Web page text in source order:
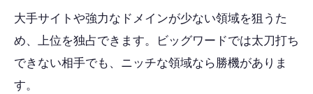
大手サイトや強力なドメインが少ない領域を狙うた
め、上位を独占できます。ビッグワードでは太刀打ち
できない相手でも、ニッチな領域なら勝機がありま
す。